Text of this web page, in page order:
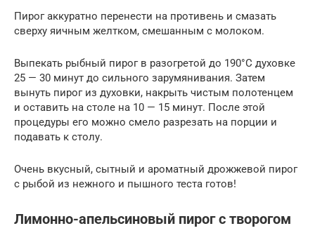
Пирог аккуратно перенести на противень и смазать
сверху яичным желтком, смешанным с молоком.
Выпекать рыбный пирог в разогретой до 190°С духовке
25 — 30 минут до сильного зарумянивания. Затем
вынуть пирог из духовки, накрыть чистым полотенцем
и оставить на столе на 10 — 15 минут. После этой
процедуры его можно смело разрезать на порции и
подавать к столу.
Очень вкусный, сытный и ароматный дрожжевой пирог
с рыбой из нежного и пышного теста готов!
Лимонно-апельсиновый пирог с творогом